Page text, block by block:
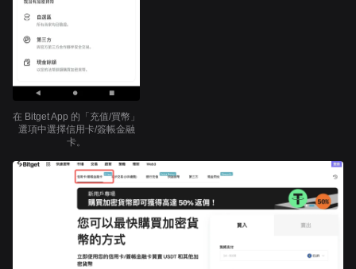
在 Bitget App 的「充值/買幣」
選項中選擇信用卡/簽帳金融
卡。